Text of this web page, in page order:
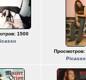
1500
Просмотров:
Picasso